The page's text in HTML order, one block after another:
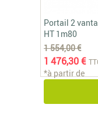
Portail 2
HT 1m80
1 554,00 €
1 476,30 €
*à partir de